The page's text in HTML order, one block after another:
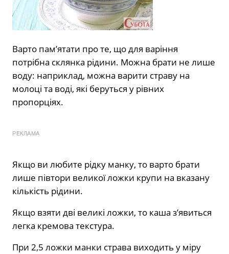
Варто пам’ятати про те, що для варіння
потрібна склянка рідини. Можна брати не лише
воду: наприклад, можна варити страву на
молоці та воді, які беруться у рівних
пропорціях.
РЕКЛАМА
Якщо ви любите рідку манку, то варто брати
лише півтори великої ложки крупи на вказану
кількість рідини.
Якщо взяти дві великі ложки, то каша з’явиться
легка кремова текстура.
При 2,5 ложки манки страва виходить у міру